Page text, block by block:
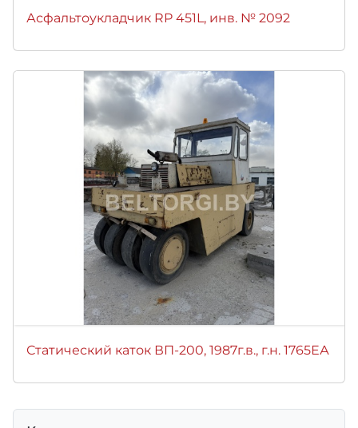
Асфальтоукладчик RP 451L, инв. № 2092
Статический каток ВП-200, 1987г.в., г.н. 1765ЕА